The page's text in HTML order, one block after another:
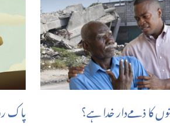
کا ذمے‌دار خدا ہے؟‏ پاک